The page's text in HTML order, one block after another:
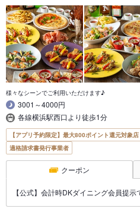
様々なシーンでご利用いただけます♪
3001～4000円
各線横浜駅西口より徒歩1分
【アプリ予約限定】最大800ポイント還元対象店
適格請求書発行事業者
クーポン
【公式】会計時DKダイニング会員提